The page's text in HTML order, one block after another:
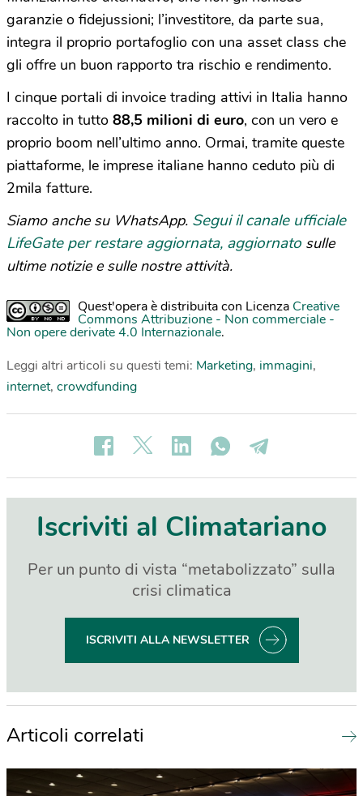
garanzie o fidejussioni; l’investitore, da parte sua,
integra il proprio portafoglio con una asset class che
gli offre un buon rapporto tra rischio e rendimento.
I cinque portali di invoice trading attivi in Italia hanno
raccolto in tutto 88,5 milioni di euro, con un vero e
proprio boom nell’ultimo anno. Ormai, tramite queste
piattaforme, le imprese italiane hanno ceduto più di
2mila fatture.
Siamo anche su WhatsApp. Segui il canale ufficiale
LifeGate per restare aggiornata, aggiornato sulle
ultime notizie e sulle nostre attività.
Quest'opera è distribuita con Licenza Creative
Commons Attribuzione - Non commerciale -
Non opere derivate 4.0 Internazionale.
Leggi altri articoli su questi temi: Marketing, immagini,
internet, crowdfunding
Iscriviti al Climatariano
Per un punto di vista “metabolizzato” sulla
crisi climatica
ISCRIVITI ALLA NEWSLETTER
Articoli correlati